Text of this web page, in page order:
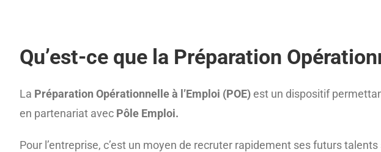
Qu’est-ce que la Préparation
La Préparation Opérationnelle à l’Emploi (POE)est un dispositif
en partenariat avec Pôle Emploi.
Pour l’entreprise, c’est un moyen de recruter rapidement ses futurs